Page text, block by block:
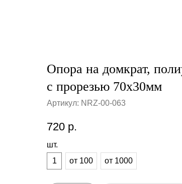
Опора на домкрат,
с прорезью 70х30мм
Артикул: NRZ-00-063
720 р.
шт.
1
от 100 от 1000